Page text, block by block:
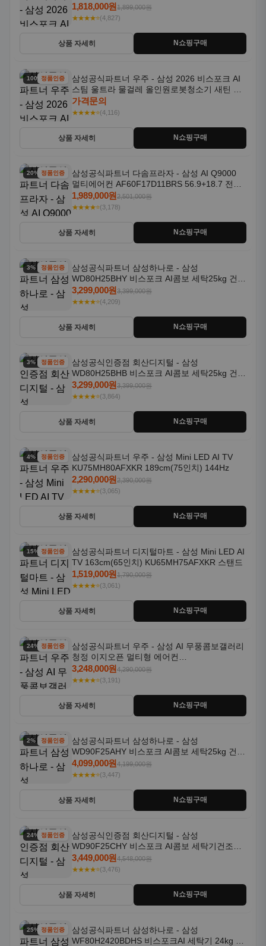
레이지 AAG
1,818,000원1,899,000원
★★★★⭐(4,827)
상품 자세히 N쇼핑구매
100% 할인
정품인증
삼성공식파트너 우주 - 삼성 2026 비스포크 AI
스팀 울트라 물걸레 올인원로봇청소기 새틴 차
콜 AAH
가격문의
★★★★⭐(4,116)
상품 자세히 N쇼핑구매
20% 할인정품인증
삼성공식파트너 다솜프라자 - 삼성 AI Q9000
멀티에어컨 AF60F17D11BRS 56.9+18.7 전국
기본설치포함
1,989,000원2,501,000원
★★★★⭐(3,178)
상품 자세히 N쇼핑구매
3% 할인정품인증
삼성공식파트너 삼성하나로 - 삼성
WD80H25BHY 비스포크 AI콤보 세탁25kg 건조
18kg 26년형 일체형 1등급
3,299,000원3,399,000원
★★★★⭐(4,209)
상품 자세히 N쇼핑구매
3% 할인정품인증
삼성공식인증점 회산디지털 - 삼성
WD80H25BHB 비스포크 AI콤보 세탁25kg 건조
18kg 26년형 일체형 1등급
3,299,000원3,399,000원
★★★★⭐(3,864)
상품 자세히 N쇼핑구매
4% 할인정품인증
삼성공식파트너 우주 - 삼성 Mini LED AI TV
KU75MH80AFXKR 189cm(75인치) 144Hz
2,290,000원2,390,000원
★★★★⭐(3,065)
상품 자세히 N쇼핑구매
15% 할인정품인증
삼성공식파트너 디지털마트 - 삼성 Mini LED AI
TV 163cm(65인치) KU65MH75AFXKR 스탠드
1,519,000원1,790,000원
★★★★⭐(3,061)
상품 자세히 N쇼핑구매
24% 할인정품인증
삼성공식파트너 우주 - 삼성 AI 무풍콤보갤러리
청정 이지오픈 멀티형 에어컨
AF80F17D22WRS 기본설치포함
3,248,000원4,290,000원
★★★★⭐(3,191)
상품 자세히 N쇼핑구매
2% 할인정품인증
삼성공식파트너 삼성하나로 - 삼성
WD90F25AHY 비스포크 AI콤보 세탁25kg 건조
18kg 자동문열림 1등급
4,099,000원4,199,000원
★★★★⭐(3,447)
상품 자세히 N쇼핑구매
24% 할인정품인증
삼성공식인증점 회산디지털 - 삼성
WD90F25CHY 비스포크 AI콤보 세탁기건조기
일체형 25kg+18kg 1등급
3,449,000원4,548,000원
★★★★⭐(3,476)
상품 자세히 N쇼핑구매
25% 할인정품인증
삼성공식파트너 삼성하나로 - 삼성
WF80H2420BDHS 비스포크AI 세탁기 24kg 건